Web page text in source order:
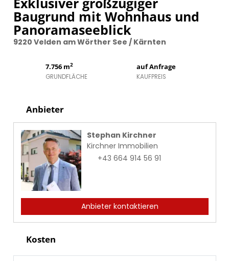
Baugrund mit Wohnhaus und
Panoramaseeblick
9220 Velden am Wörther See / Kärnten
7.756 m2
GRUNDFLÄCHE
auf Anfrage
KAUFPREIS
Anbieter
Stephan Kirchner
Kirchner Immobilien
+43 664 914 56 91
Anbieter kontaktieren
Kosten